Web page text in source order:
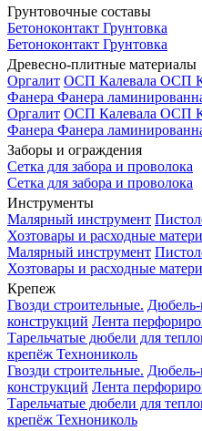
Грунтовочные составы
Бетоноконтакт Грунтовка
Бетоноконтакт Грунтовка
Древесно-плитные материалы
Оргалит ОСП Калевала ОСП
Фанера Фанера
Оргалит ОСП Калевала ОСП
Фанера Фанера
Заборы и ограждения
Сетка для забора и проволока
Сетка для забора и проволока
Инструменты
Малярный инструмент
Хозтовары и расходные
Малярный инструмент
Хозтовары и расходные
Крепеж
Гвозди строительные. Дюбель-
конструкций Лента
Тарельчатые дюбели для
крепёж Технониколь
Гвозди строительные. Дюбель-
конструкций Лента
Тарельчатые дюбели для
крепёж Технониколь